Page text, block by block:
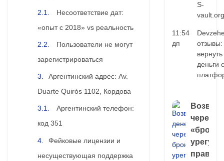
Несоответствие дат:
«опыт с 2018» vs реальность
Пользователи не могут
зарегистрироваться
Аргентинский адрес: Av.
Duarte Quirós 1102, Кордова
Аргентинский телефон:
код 351
Фейковые лицензии и
несуществующая поддержка
S-
vault.org
11:54
дп
отзывы:
вернуть
деньги с
через
правда